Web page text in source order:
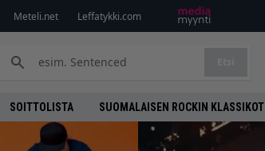
Meteli.net Leffatykki.com
SOITTOLISTA SUOMALAISEN ROCKIN KLASSIKOT